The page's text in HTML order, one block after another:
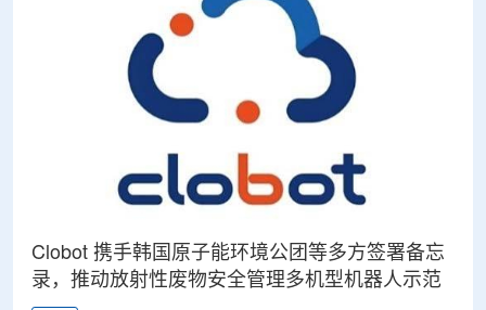
Clobot 携手韩国原子能环境公团等多方签署备忘
录，推动放射性废物安全管理多机型机器人示范